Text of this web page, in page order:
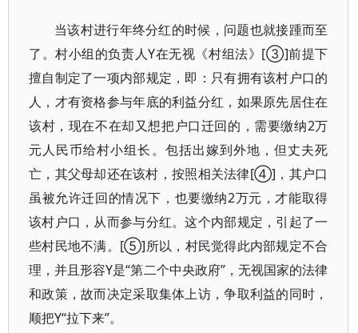
当该村进行年终分红的时候，问题也就接踵而至
了。村小组的负责人Y在无视《村组法》[③]前提下
擅自制定了一项内部规定，即：只有拥有该村户口的
人，才有资格参与年底的利益分红，如果原先居住在
该村，现在不在却又想把户口迁回的，需要缴纳2万
元人民币给村小组长。包括出嫁到外地，但丈夫死
亡，其父母却还在该村，按照相关法律[④]，其户口
虽被允许迁回的情况下，也要缴纳2万元，才能取得
该村户口，从而参与分红。这个内部规定，引起了一
些村民地不满。[⑤]所以，村民觉得此内部规定不合
理，并且形容Y是“第二个中央政府”，无视国家的法律
和政策，故而决定采取集体上访，争取利益的同时，
顺把Y“拉下来”。